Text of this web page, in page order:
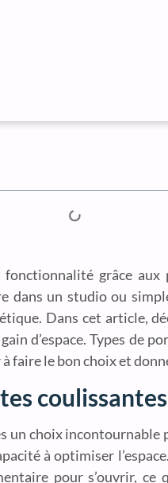
grâce
dans un studio ou
Dans cet article,
d’espace. Types de
faire le bon choix et
un choix
à optimiser
pour s’ouvrir,